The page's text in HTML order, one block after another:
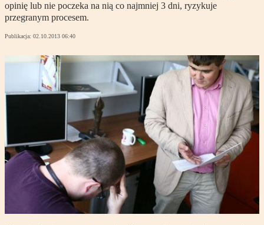
opinię lub nie poczeka na nią co najmniej 3 dni, ryzykuje
przegranym procesem.
Publikacja: 02.10.2013 06:40